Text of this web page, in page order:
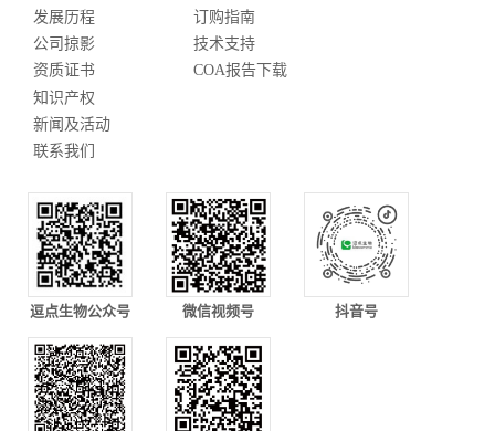
发展历程
公司掠影
资质证书
知识产权
新闻及活动
联系我们
订购指南
技术支持
COA报告下载
逗点生物公众号 微信视频号 抖音号